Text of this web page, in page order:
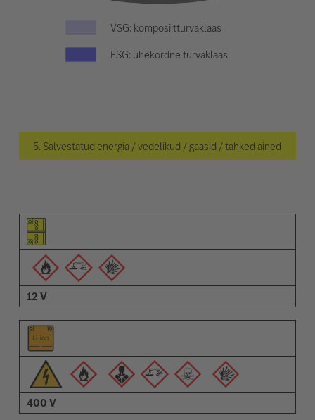
VSG: komposiitturvaklaas
ESG: ühekordne turvaklaas
5. Salvestatud energia / vedelikud / gaasid / tahked ained
Osa pilt
Hoiatuste pilt
Kirjeldus
12 V
400 V